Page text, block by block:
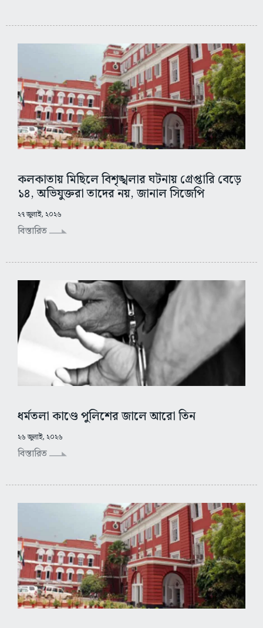
কলকাতায় মিছিলে বিশৃঙ্খলার ঘটনায় গ্রেপ্তারি বেড়ে
১৪, অভিযুক্তরা তাদের নয়, জানাল সিজেপি
২৭ জুলাই, ২০২৬
বিস্তারিত
ধর্মতলা কাণ্ডে পুলিশের জালে আরো তিন
২৬ জুলাই, ২০২৬
বিস্তারিত